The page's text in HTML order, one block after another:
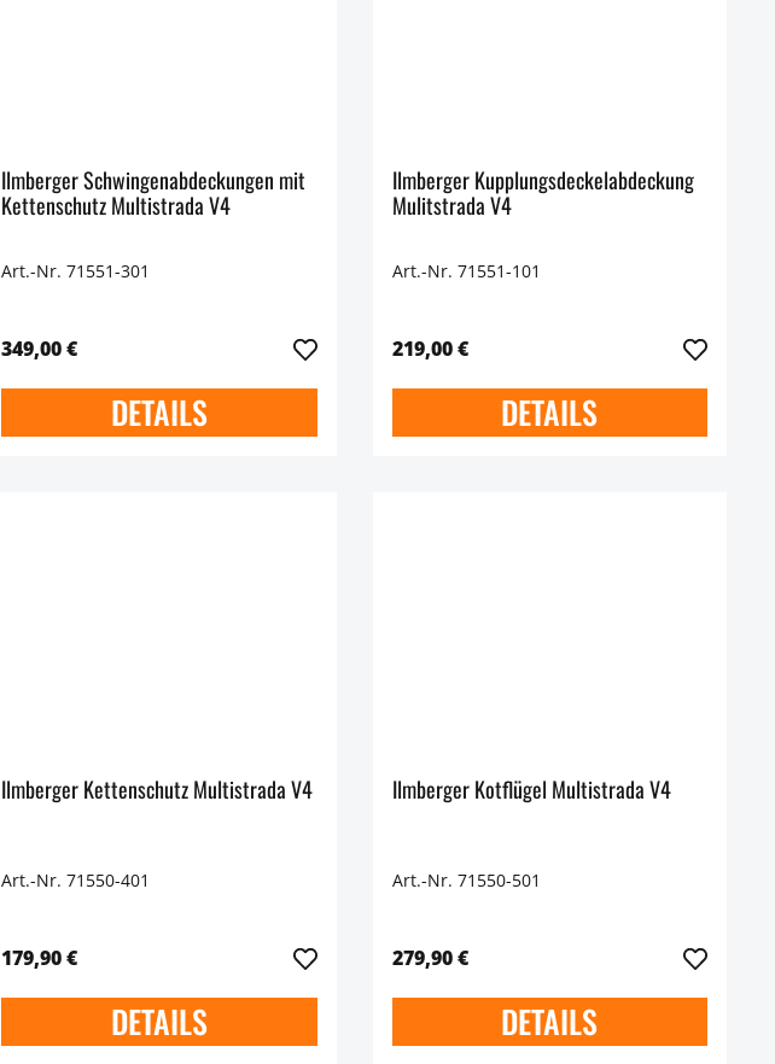
Ilmberger Schwingenabdeckungen mit
Kettenschutz Multistrada V4
Art.-Nr. 71551-301
349,00 €
DETAILS
Ilmberger Kupplungsdeckelabdeckung
Mulitstrada V4
Art.-Nr. 71551-101
219,00 €
DETAILS
Ilmberger Kettenschutz Multistrada V4
Art.-Nr. 71550-401
179,90 €
DETAILS
Ilmberger Kotflügel Multistrada V4
Art.-Nr. 71550-501
279,90 €
DETAILS